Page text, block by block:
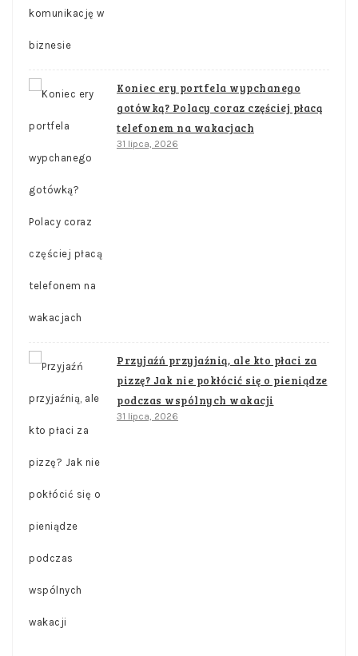
Koniec ery portfela wypchanego
gotówką? Polacy coraz częściej płacą
telefonem na wakacjach
31 lipca, 2026
Przyjaźń przyjaźnią, ale kto płaci za
pizzę? Jak nie pokłócić się o pieniądze
podczas wspólnych wakacji
31 lipca, 2026